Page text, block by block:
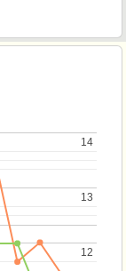
12
12
13
13
14
14